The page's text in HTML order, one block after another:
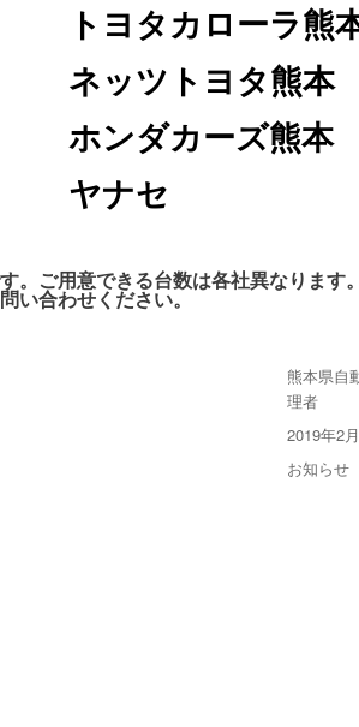
トヨタカローラ熊
ネッツトヨタ熊本
ホンダカーズ熊本
ヤナセ
ご用意できる台数は各社異なります。
い合わせください。
投
稿
熊本県自
理者
投
稿
日:
2019年2
カ
お知らせ